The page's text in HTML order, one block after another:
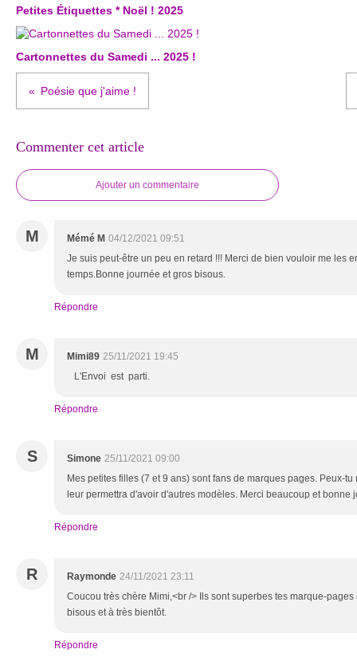
Petites Étiquettes * Noël ! 2025
Cartonnettes du Samedi ... 2025 !
Poésie que j'aime !
Commenter cet article
Ajouter un commentaire
M Mémé M 04/12/2021 09:51
Je suis peut-être un peu en retard !!! Merci de bien vouloir me les
temps.Bonne journée et gros bisous.
Répondre
M Mimi89 25/11/2021 19:45
L'Envoi est parti.
Répondre
S Simone 25/11/2021 09:00
Mes petites filles (7 et 9 ans) sont fans de marques pages. Peux-
leur permettra d'avoir d'autres modèles. Merci beaucoup et bonne
Répondre
R Raymonde 24/11/2021 23:11
Coucou très chère Mimi,<br /> Ils sont superbes tes marque-
bisous et à très bientôt.
Répondre